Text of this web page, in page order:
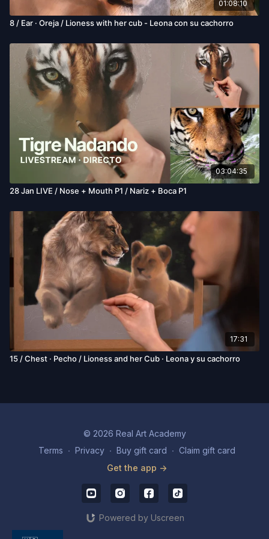
01:08:10
8 / Ear · Oreja / Lioness with her cub - Leona con su cachorro
03:04:35
28 Jan LIVE / Nose + Mouth P1 / Nariz + Boca P1
17:31
15 / Chest · Pecho / Lioness and her Cub · Leona y su cachorro
© 2026 Real Art Academy
Terms ∙ Privacy ∙ Buy gift card ∙ Claim gift card
Get the app ->
Powered by Uscreen